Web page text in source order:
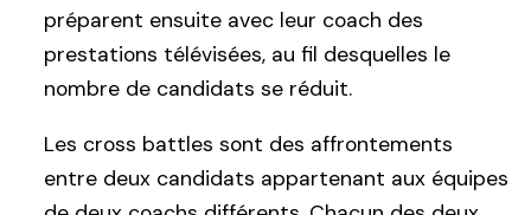
préparent ensuite avec leur coach des
prestations télévisées, au fil desquelles le
nombre de candidats se réduit.
Les cross battles sont des affrontements
entre deux candidats appartenant aux équipes